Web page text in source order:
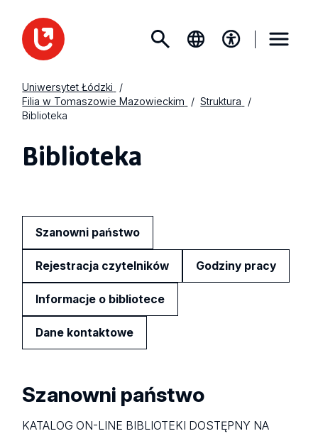
Uniwersytet Łódzki
Filia w Tomaszowie Mazowieckim
Struktura
Biblioteka
Biblioteka
Szanowni państwo
Rejestracja czytelników Godziny pracy
Informacje o bibliotece
Dane kontaktowe
Szanowni państwo
KATALOG ON-LINE BIBLIOTEKI DOSTĘPNY NA